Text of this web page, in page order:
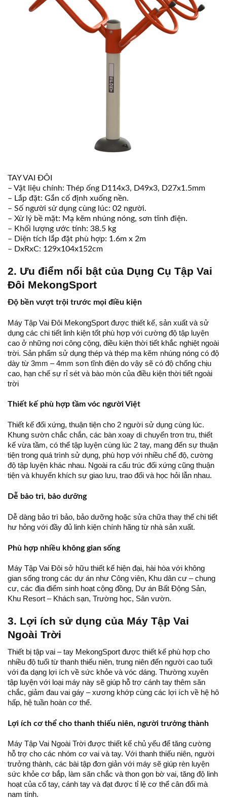
TAY VAI ĐÔI
– Vật liệu chính: Thép ống D114x3, D49x3, D27x1.5mm
– Lắp đặt: Gắn cố định xuống nền.
– Số người sử dụng cùng lúc: 02 người.
– Xử lý bề mặt: Mạ kẽm nhúng nóng, sơn tĩnh điện.
– Khối lượng ước tính: 38.5 kg
– Diện tích lắp đặt phù hợp: 1.6m x 2m
– DxRxC: 129x104x152cm
2. Ưu điểm nổi bật của Dụng Cụ Tập Vai
Đôi MekongSport
Độ bền vượt trội trước mọi điều kiện
Máy Tập Vai Đôi MekongSport được thiết kế, sản xuất và sử
dụng các chi tiết linh kiện tốt phù hợp với cường độ tập luyện
cao ở những nơi công cộng, điều kiện thời tiết khắc nghiệt ngoài
trời. Sản phẩm sử dụng thép và thép mạ kẽm nhúng nóng có độ
dày từ 3mm – 4mm sơn tĩnh điện do vậy sẽ có độ chống chịu
cao, hạn chế sự rỉ sét và bào mòn của điều kiện thời tiết ngoài
trời
Thiết kế phù hợp tầm vóc người Việt
Thiết kế đối xứng, thuận tiện cho 2 người sử dụng cùng lúc.
Khung sườn chắc chắn, các bàn xoay di chuyển trơn tru, thiết
kế vừa tầm, có thể tập luyện cùng lúc 2 tay, mang đến sự thuận
tiện trong quá trình sử dụng, phù hợp với nhiều chế độ, cường
độ tập luyện khác nhau. Ngoài ra cấu trúc đối xứng cũng thuận
tiện và khuyến khích sự giao lưu, trao đổi và học hỏi lẫn nhau.
Dễ bảo trì, bảo dưỡng
Dễ dàng bảo trì bảo, bảo dưỡng hoặc sửa chữa thay thế chi tiết
hư hỏng với đầy đủ linh kiện chính hãng từ nhà sản xuất.
Phù hợp nhiều không gian sống
Máy Tập Vai Đôi sở hữu thiết kế hiện đại, hài hòa với không
gian sống trong các dự án như Công viên, Khu dân cư – chung
cư, các địa điểm sinh hoạt cộng đồng, Dự án Bất Động Sản,
Khu Resort – Khách sạn, Trường học, Sân vườn.
3. Lợi ích sử dụng của Máy Tập Vai
Ngoài Trời
Thiết bị tập vai – tay MekongSport được thiết kế phù hợp cho
nhiều độ tuổi từ thanh thiếu niên, trung niên đến người cao tuổi
với đa dạng lợi ích về sức khỏe và vóc dáng. Thường xuyên
tập luyện với loại máy này sẽ giúp hỗ trợ cánh tay thêm săn
chắc, giảm đau vai gáy – xương khớp cùng các lợi ích về hệ hô
hấp, hệ tuần hoàn cơ thể.
Lợi ích cơ thể cho thanh thiếu niên, người trưởng thành
Máy Tập Vai Ngoài Trời được thiết kế chủ yếu để tăng cường
hỗ trợ cho các nhóm cơ vai và tay. Với thanh thiếu niên, người
trưởng thành, các bài tập đơn giản với máy sẽ giúp rèn luyện
sức khỏe cơ bắp, làm săn chắc và thon gọn bờ vai, tăng độ linh
hoạt của cổ tay, cánh tay và đạt được tỉ lệ cơ thể cân đối mà
nam tính.